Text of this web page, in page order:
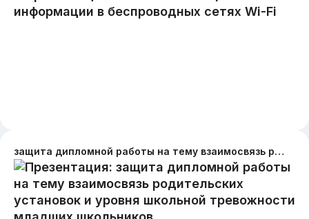
защита дипломной работы на тему взаимосвязь родительских установок и уровня школьной тревожности младших школьников